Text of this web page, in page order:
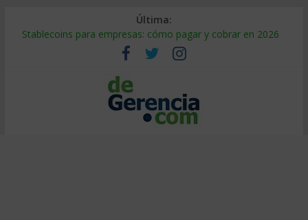
Última:
Stablecoins para empresas: cómo pagar y cobrar en 2026
Despido silencioso: qué es y por qué sale tan caro
IA en selección de personal: cómo auditarla a tiempo
Trabajo forzoso en la cadena de suministro: qué hacer
Mercado hispano de EE. UU.: cómo segmentarlo y venderle